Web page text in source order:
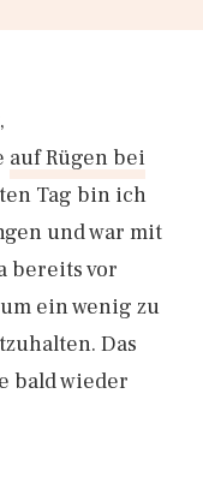
auf Rügen bei
Tag bin ich
und war mit
bereits vor
ein wenig zu
Das
bald wieder